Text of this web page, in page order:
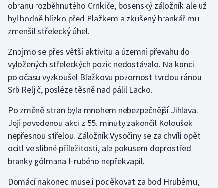
Golf
Gymnastika
Házená
Jezdectví
Judo
Krasobruslení
Lezení
obranu rozběhnutého Crnkiče, bosenský záložník ale už
byl hodně blízko před Blažkem a zkušený brankář mu
zmenšil střelecký úhel.
Znojmo se přes větší aktivitu a územní převahu do
vyložených střeleckých pozic nedostávalo. Na konci
poločasu vyzkoušel Blažkovu pozornost tvrdou ránou
Srb Reljič, posléze těsně nad pálil Lacko.
Po změně stran byla mnohem nebezpečnější Jihlava.
Její povedenou akci z 55. minuty zakončil Koloušek
nepřesnou střelou. Záložník Vysočiny se za chvíli opět
ocitl ve slibné příležitosti, ale pokusem doprostřed
branky gólmana Hrubého nepřekvapil.
Domácí nakonec museli poděkovat za bod Hrubému,